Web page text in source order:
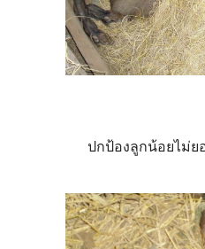
ปกป้องลูกน้อยไม่ย